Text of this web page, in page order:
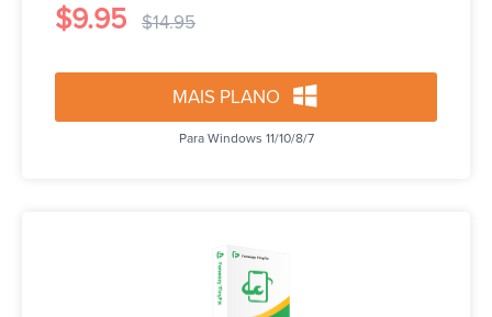
$9.95 $14.95
MAIS PLANO
Para Windows 11/10/8/7